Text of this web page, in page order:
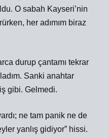
O sabah Kayseri’nin
her adımım biraz
durup çantamı tekrar
Sanki anahtar
gibi. Gelmedi.
ne tam panik ne de
yanlış gidiyor” hissi.